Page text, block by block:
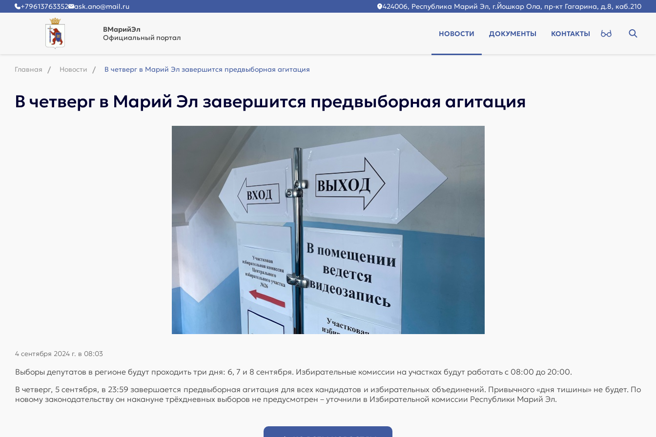
+79613763352 ask.ano@mail.ru 424006, Республика Марий Эл, г.Йошкар Ола, пр-кт Гагарина, д.8, каб.210
ВМарийЭл
Официальный портал
НОВОСТИ ДОКУМЕНТЫ КОНТАКТЫ
Главная Новости В четверг в Марий Эл завершится предвыборная агитация
В четверг в Марий Эл завершится предвыборная агитация
4 сентября 2024 г. в 08:03
Выборы депутатов в регионе будут проходить три дня: 6, 7 и 8 сентября. Избирательные комиссии на участках будут работать с 08:00 до 20:00.
В четверг, 5 сентября, в 23:59 завершается предвыборная агитация для всех кандидатов и избирательных объединений. Привычного «дня тишины» не будет. По
новому законодательству он накануне трёхдневных выборов не предусмотрен – уточнили в Избирательной комиссии Республики Марий Эл.